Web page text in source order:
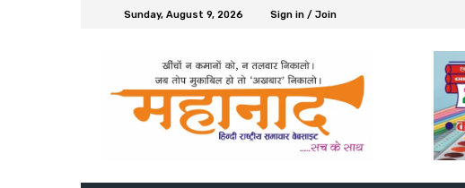
Sunday, August 9, 2026 Sign in / Join